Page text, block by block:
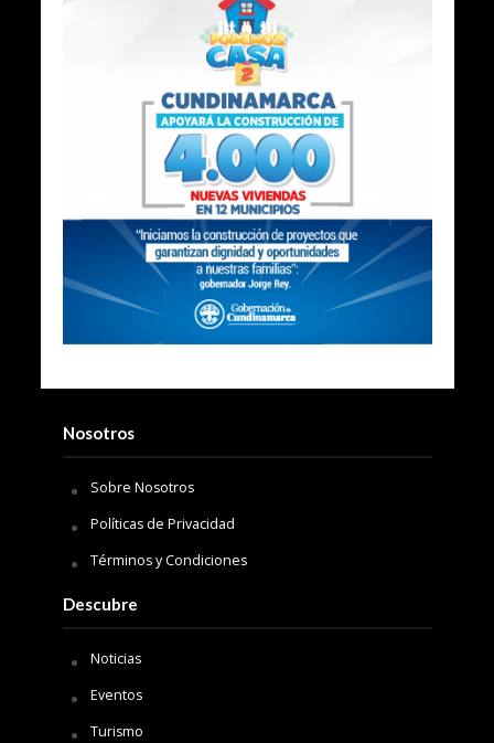
Nosotros
Sobre Nosotros
Políticas de Privacidad
Términos y Condiciones
Descubre
Noticias
Eventos
Turismo